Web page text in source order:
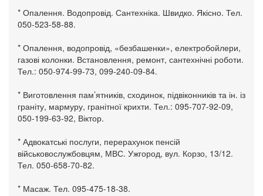
* Опалення. Водопровід. Сантехніка. Швидко. Якісно. Тел.
050-523-58-88.
* Опалення, водопровід, «безбашенки», електробойлери,
газові колонки. Встановлення, ремонт, сантехнічні роботи.
Тел.: 050-974-99-73, 099-240-09-84.
* Виготовлення пам’ятників, сходинок, підвіконників та ін. із
граніту, мармуру, гранітної крихти. Тел.: 095-707-92-09,
050-199-63-92, Віктор.
* Адвокатські послуги, перерахунок пенсій
військовослужбовцям, МВС. Ужгород, вул. Корзо, 13/12.
Тел. 050-658-70-82.
* Масаж. Тел. 095-475-18-38.